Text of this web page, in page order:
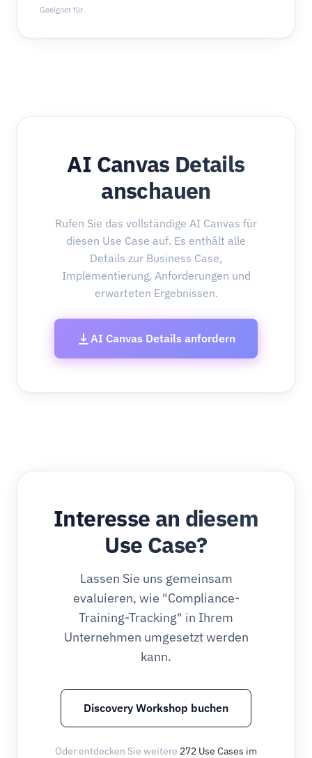
Geeignet für
AI Canvas Details
anschauen
Rufen Sie das vollständige AI Canvas für
diesen Use Case auf. Es enthält alle
Details zur Business Case,
Implementierung, Anforderungen und
erwarteten Ergebnissen.
AI Canvas Details anfordern
Interesse an diesem
Use Case?
Lassen Sie uns gemeinsam
evaluieren, wie "Compliance-
Training-Tracking" in Ihrem
Unternehmen umgesetzt werden
kann.
Discovery Workshop buchen
Oder entdecken Sie weitere 272 Use Cases im